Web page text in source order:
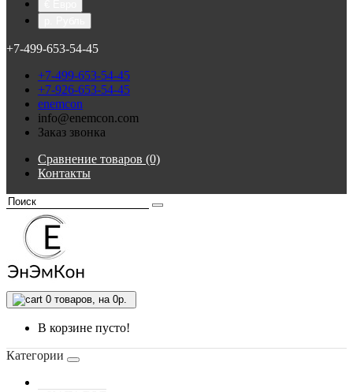
+7-499-653-54-45
+7-499-653-54-45
+7-926-653-54-45
enemcon
info@enemcon.com
Заказ звонка
Сравнение товаров (0)
Контакты
0 товаров, на 0р.
В корзине пусто!
Категории